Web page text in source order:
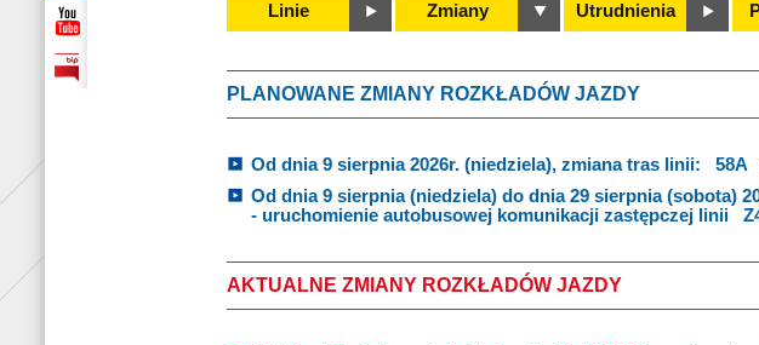
Linie Zmiany Utrudnienia
PLANOWANE ZMIANY ROZKŁADÓW JAZDY
Od dnia 9 sierpnia 2026r. (niedziela), zmiana tras linii: 58A
Od dnia 9 sierpnia (niedziela) do dnia 29 sierpnia (sobota)
- uruchomienie autobusowej komunikacji zastępczej linii
AKTUALNE ZMIANY ROZKŁADÓW JAZDY